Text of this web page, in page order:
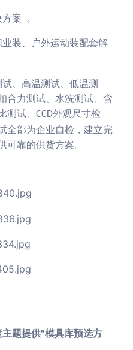
案 。
装、户外运动装配套解
、高温测试、低温测
合力测试、水洗测试、含
测试、 CCD外观尺寸检
全部为企业自检，建立完
可靠的供货方案。
主题提供"模具库预选方